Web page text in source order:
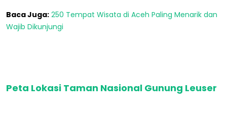
Baca Juga: 250 Tempat Wisata di Aceh Paling Menarik dan
Wajib Dikunjungi
Peta Lokasi Taman Nasional Gunung Leuser